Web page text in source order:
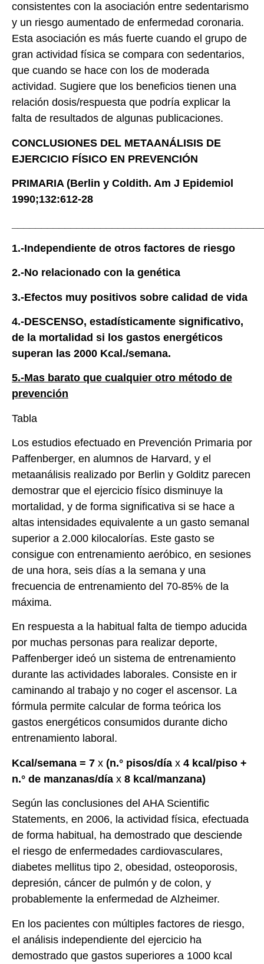
consistentes con la asociación entre sedentarismo
y un riesgo aumentado de enfermedad coronaria.
Esta asociación es más fuerte cuando el grupo de
gran actividad física se compara con sedentarios,
que cuando se hace con los de moderada
actividad. Sugiere que los beneficios tienen una
relación dosis/respuesta que podría explicar la
falta de resultados de algunas publicaciones.
CONCLUSIONES DEL METAANÁLISIS DE
EJERCICIO FÍSICO EN PREVENCIÓN
PRIMARIA (Berlin y Coldith. Am J Epidemiol
1990;132:612-28
1.-Independiente de otros factores de riesgo
2.-No relacionado con la genética
3.-Efectos muy positivos sobre calidad de vida
4.-DESCENSO, estadísticamente significativo,
de la mortalidad si los gastos energéticos
superan las 2000 Kcal./semana.
5.-Mas barato que cualquier otro método de
prevención
Tabla
Los estudios efectuado en Prevención Primaria por
Paffenberger, en alumnos de Harvard, y el
metaanálisis realizado por Berlin y Golditz parecen
demostrar que el ejercicio físico disminuye la
mortalidad, y de forma significativa si se hace a
altas intensidades equivalente a un gasto semanal
superior a 2.000 kilocalorías. Este gasto se
consigue con entrenamiento aeróbico, en sesiones
de una hora, seis días a la semana y una
frecuencia de entrenamiento del 70-85% de la
máxima.
En respuesta a la habitual falta de tiempo aducida
por muchas personas para realizar deporte,
Paffenberger ideó un sistema de entrenamiento
durante las actividades laborales. Consiste en ir
caminando al trabajo y no coger el ascensor. La
fórmula permite calcular de forma teórica los
gastos energéticos consumidos durante dicho
entrenamiento laboral.
Kcal/semana = 7 x (n.° pisos/día x 4 kcal/piso +
n.° de manzanas/día x 8 kcal/manzana)
Según las conclusiones del AHA Scientific
Statements, en 2006, la actividad física, efectuada
de forma habitual, ha demostrado que desciende
el riesgo de enfermedades cardiovasculares,
diabetes mellitus tipo 2, obesidad, osteoporosis,
depresión, cáncer de pulmón y de colon, y
probablemente la enfermedad de Alzheimer.
En los pacientes con múltiples factores de riesgo,
el análisis independiente del ejercicio ha
demostrado que gastos superiores a 1000 kcal